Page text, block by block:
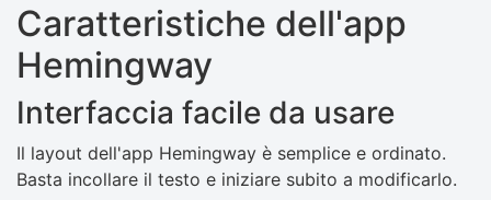
Caratteristiche dell'app
Hemingway
Interfaccia facile da usare
Il layout dell'app Hemingway è semplice e ordinato.
Basta incollare il testo e iniziare subito a modificarlo.